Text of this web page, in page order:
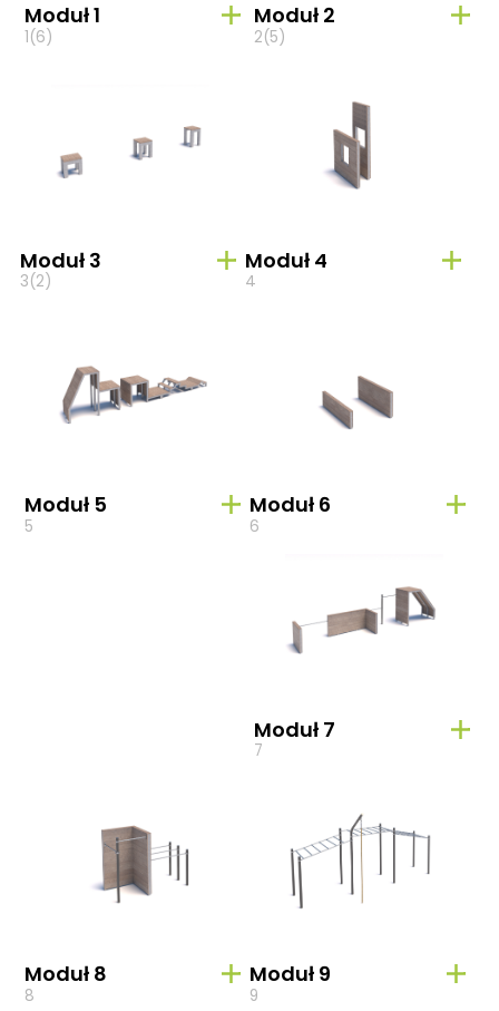
Moduł 1
1(6)
Moduł 2
2(5)
Moduł 3
3(2)
Moduł 4
4
Moduł 5
5
Moduł 6
6
Moduł 7
7
Moduł 8
8
Moduł 9
9